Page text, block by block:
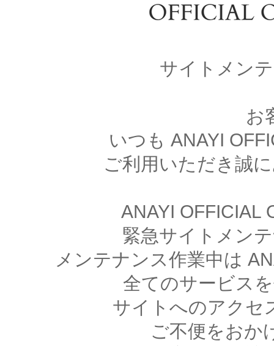
サイトメン
お
いつも ANAYI
ご利用いただき誠
ANAYI OFFICIAL
緊急サイトメン
メンテナンス作業中は
全てのサービス
サイトへのアクセ
ご不便をおか